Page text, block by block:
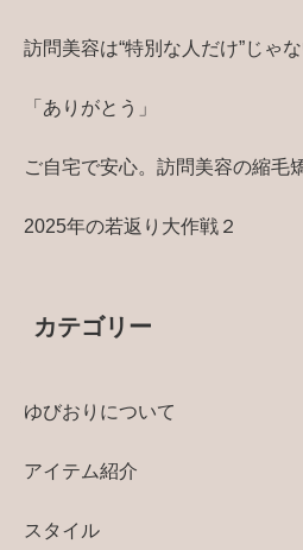
訪問美容は“特別な人だけ”じゃ
「ありがとう」
ご自宅で安心。訪問美容の縮毛
2025年の若返り大作戦２
カテゴリー
ゆびおりについて
アイテム紹介
スタイル